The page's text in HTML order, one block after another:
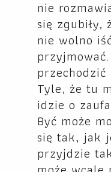
nie
się zgubiły,
nie wolno
Tyle, że tu
idzie o
Być może
się tak, jak
przyjdzie